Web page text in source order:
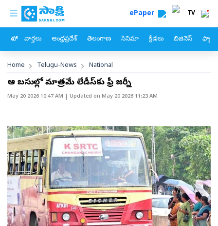
Skip to main content
custom menu ePaper TV
హోం వార్తలు ఆంధ్రప్రదేశ్ తెలంగాణ సినిమా క్రీడలు బిజినెస్
Breadcrumb
Home Telugu-News National
ఆ బస్సుల్లో మాత్రమే లేడీస్‌కు ఫ్రీ జర్నీ
May 20 2026 10:47 AM | Updated on May 20 2026 11:23 AM